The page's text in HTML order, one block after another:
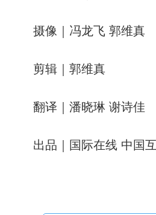
摄像｜冯龙飞 郭维真
剪辑｜郭维真
翻译｜潘晓琳 谢诗佳
出品｜国际在线 中国互